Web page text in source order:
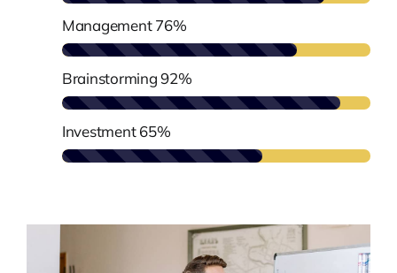
Management 76%
Brainstorming 92%
Investment 65%